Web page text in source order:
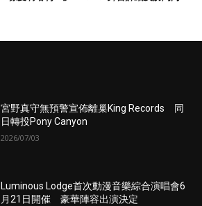
宮野真守無預警宣佈離巢King Records 同
日轉投Pony Canyon
2026/07/03
Luminous Lodge首次動漫音樂綜合演唱會6
月21日開催 豪華陣容出演決定